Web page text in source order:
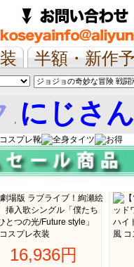
半額・新作
ツイステ ウマ
, にじさ
16,936円